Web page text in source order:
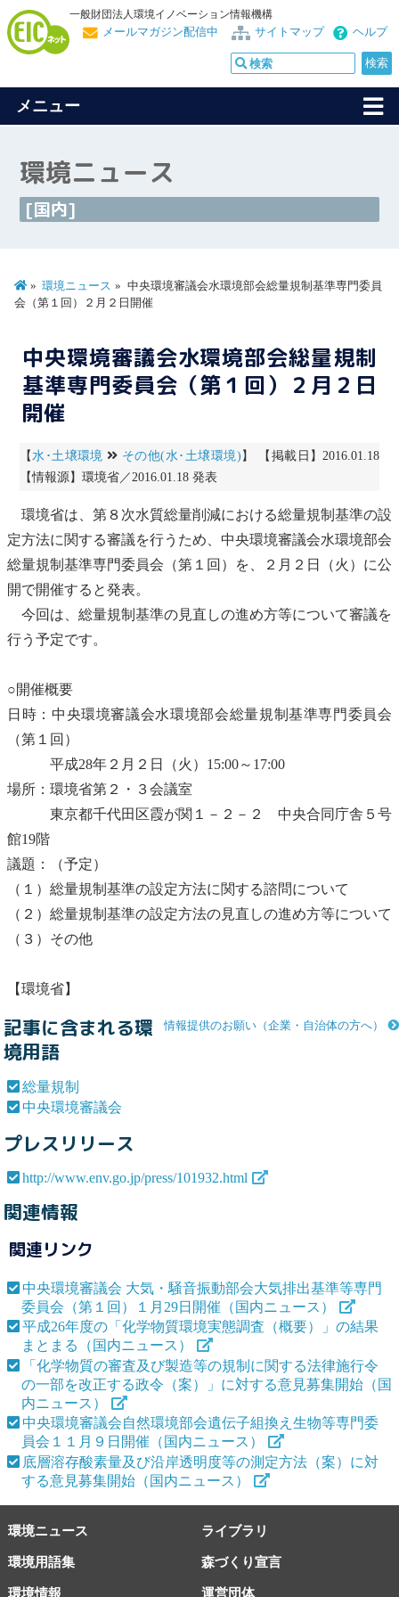
一般財団法人環境イノベーション情報機構
ヘルプ
サイトマップ
メールマガジン配信中
メニュー
環境ニュース
[国内]
環境ニュース
中央環境審議会水環境部会総量規制基準専門委員
会（第１回）２月２日開催
中央環境審議会水環境部会総量規制
基準専門委員会（第１回）２月２日
開催
【水･土壌環境 その他(水･土壌環境) 】 【掲載日】2016.01.18
【情報源】環境省／2016.01.18 発表
環境省は、第８次水質総量削減における総量規制 基準の設
定方法に関する審議を行うため、 中央環境審議会水環境部会
総量規制 基準専門委員会（第１回）を、２月２日（火）に公
開で開催すると発表。
今回は、 総量規制 基準の見直しの進め方等について審議を
行う予定です。
○開催概要
日時： 中央環境審議会水環境部会総量規制基準専門委員会
（第１回）
平成28年２月２日（火）15:00～17:00
場所：環境省第２・３会議室
東京都千代田区霞が関１－２－２ 中央合同庁舎５号
館19階
議題：（予定）
（１） 総量規制 基準の設定方法に関する諮問について
（２） 総量規制 基準の設定方法の見直しの進め方等について
（３）その他
【環境省】
情報提供のお願い（企業・自治体の方へ）
記事に含まれる環
境用語
総量規制
中央環境審議会
プレスリリース
http://www.env.go.jp/press/101932.html
関連情報
関連リンク
中央環境審議会 大気・騒音振動部会大気排出基準等専門
委員会（第１回）１月29日開催（国内ニュース）
平成26年度の「化学物質環境実態調査（概要）」の結果
まとまる（国内ニュース）
「化学物質の審査及び製造等の規制に関する法律施行令
の一部を改正する政令（案）」に対する意見募集開始（国
内ニュース）
中央環境審議会自然環境部会遺伝子組換え生物等専門委
員会１１月９日開催（国内ニュース）
底層溶存酸素量及び沿岸透明度等の測定方法（案）に対
する意見募集開始（国内ニュース）
環境ニュース ライブラリ
環境用語集 森づくり宣言
環境情報 運営団体